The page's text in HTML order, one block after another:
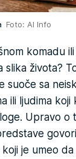
Foto: AI Info
komadu
slika života?
suoče sa
ili ljudima koji
Upravo o
je umeo